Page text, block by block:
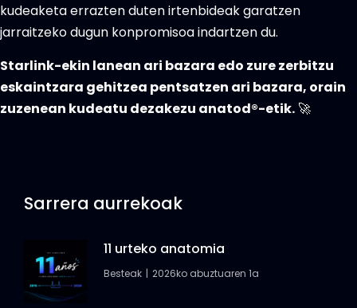
kudeaketa errazten duten irtenbideak garatzen
jarraitzeko dugun konpromisoa indartzen du.
Starlink-ekin lanean ari bazara edo zure zerbitzu
eskaintzara gehitzea pentsatzen ari bazara, orain
zuzenean kudeatu dezakezu anatod®-etik. 🚀
Sarrera aurrekoak
11 urteko anatomia
Besteak 2026ko abuztuaren 1a